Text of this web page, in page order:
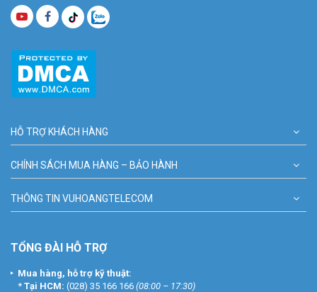
HỖ TRỢ KHÁCH HÀNG
CHÍNH SÁCH MUA HÀNG – BẢO HÀNH
THÔNG TIN VUHOANGTELECOM
TỔNG ĐÀI HỖ TRỢ
Mua hàng, hỗ trợ kỹ thuật:
* Tại HCM: (028) 35 166 166 (08:00 – 17:30)